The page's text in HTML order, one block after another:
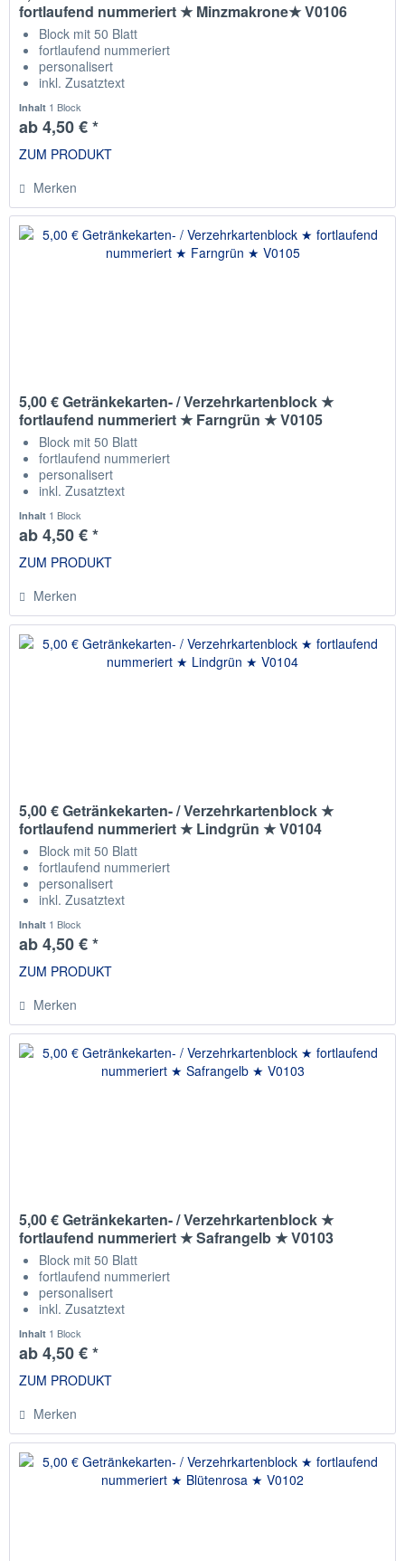
fortlaufend nummeriert ★ Minzmakrone★ V0106
Block mit 50 Blatt
fortlaufend nummeriert
personalisert
inkl. Zusatztext
Inhalt 1 Block
ab 4,50 € *
ZUM PRODUKT
Merken
5,00 € Getränkekarten- / Verzehrkartenblock ★
fortlaufend nummeriert ★ Farngrün ★ V0105
Block mit 50 Blatt
fortlaufend nummeriert
personalisert
inkl. Zusatztext
Inhalt 1 Block
ab 4,50 € *
ZUM PRODUKT
Merken
5,00 € Getränkekarten- / Verzehrkartenblock ★
fortlaufend nummeriert ★ Lindgrün ★ V0104
Block mit 50 Blatt
fortlaufend nummeriert
personalisert
inkl. Zusatztext
Inhalt 1 Block
ab 4,50 € *
ZUM PRODUKT
Merken
5,00 € Getränkekarten- / Verzehrkartenblock ★
fortlaufend nummeriert ★ Safrangelb ★ V0103
Block mit 50 Blatt
fortlaufend nummeriert
personalisert
inkl. Zusatztext
Inhalt 1 Block
ab 4,50 € *
ZUM PRODUKT
Merken